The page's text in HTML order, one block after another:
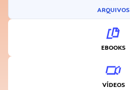
ARQUIVOS
EBOOKS
VÍDEOS